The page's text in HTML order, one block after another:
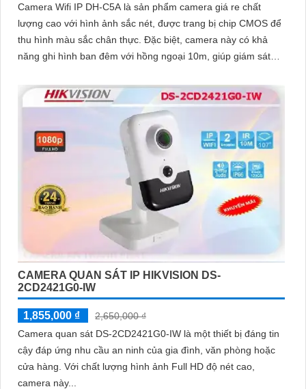
Camera Wifi IP DH-C5A là sản phẩm camera giá re chất
lượng cao với hình ảnh sắc nét, được trang bị chip CMOS để
thu hình màu sắc chân thực. Đặc biệt, camera này có khả
năng ghi hình ban đêm với hồng ngoại 10m, giúp giám sát
CAMERA QUAN SÁT IP HIKVISION DS-
2CD2421G0-IW
1,855,000 ₫
2,650,000 ₫
Camera quan sát DS-2CD2421G0-IW là một thiết bị đáng tin
cậy đáp ứng nhu cầu an ninh của gia đình, văn phòng hoặc
cửa hàng. Với chất lượng hình ảnh Full HD độ nét cao,
camera này...